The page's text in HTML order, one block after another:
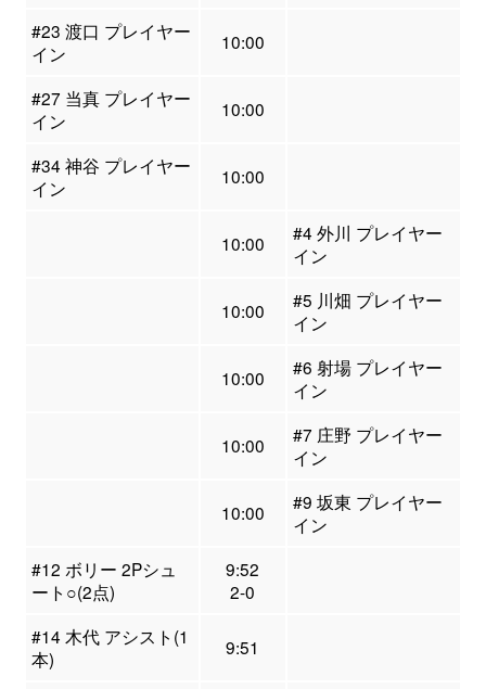
#23 渡口 プレイヤー
イン
10:00
#27 当真 プレイヤー
イン
10:00
#34 神谷 プレイヤー
イン
10:00
10:00
#4 外川 プレイヤー
イン
10:00
#5 川畑 プレイヤー
イン
10:00
#6 射場 プレイヤー
イン
10:00
#7 庄野 プレイヤー
イン
10:00
#9 坂東 プレイヤー
イン
#12 ボリー 2Pシュ
ート○(2点)
9:52
2-0
#14 木代 アシスト(1
本)
9:51